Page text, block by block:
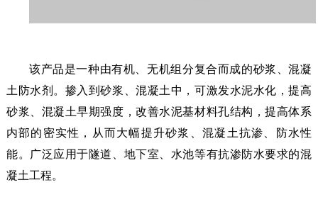
该产品是一种由有机、无机组分复合而成的砂浆、混凝
土防水剂。掺入到砂浆、混凝土中，可激发水泥水化，提高
砂浆、混凝土早期强度，改善水泥基材料孔结构，提高体系
内部的密实性，从而大幅提升砂浆、混凝土抗渗、防水性
能。广泛应用于隧道、地下室、水池等有抗渗防水要求的混
凝土工程。